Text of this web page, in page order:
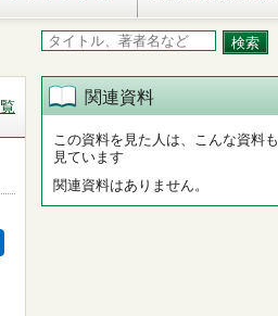
関連資料
この資料を見た人は、こんな資料も
見ています
関連資料はありません。